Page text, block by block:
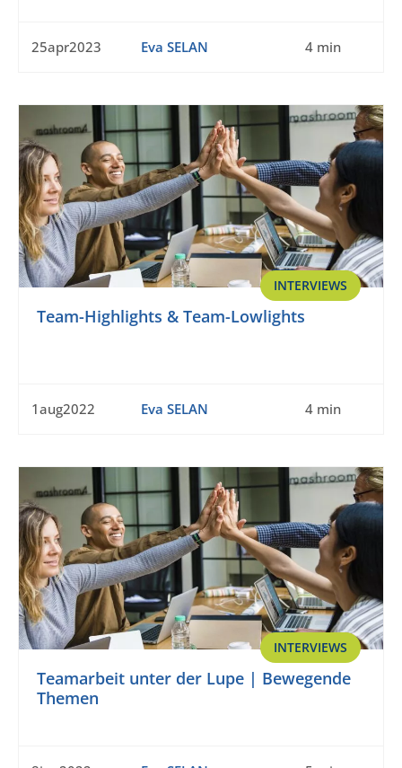
25apr2023 Eva SELAN 4 min
INTERVIEWS
Team-Highlights & Team-Lowlights
1aug2022 Eva SELAN 4 min
INTERVIEWS
Teamarbeit unter der Lupe | Bewegende
Themen